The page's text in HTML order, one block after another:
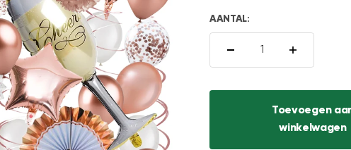
AANTAL:
Toevoegen
winkelwagen